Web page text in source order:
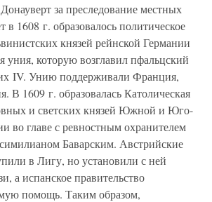
за преследование местных
в 1608 г. образовалось политическое
князей рейнской Германии
уния, которую возглавил пфальцский
IV. Унию поддерживали Франция,
В 1609 г. образовалась Католическая
и светских князей Южной и Юго-
во главе с ревностным охранителем
Баварским. Австрийские
в Лигу, но установили с ней
а испанское правительство
помощь. Таким образом,